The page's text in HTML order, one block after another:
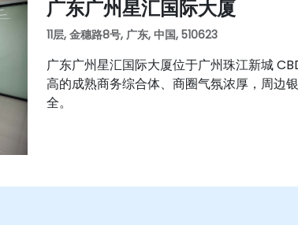
广东广州星汇国际大厦
11层, 金穗路8号, 广东, 中国, 510623
广东广州星汇国际大厦位于广州珠江新城
高的成熟商务综合体、商圈气氛浓厚，周边
全。